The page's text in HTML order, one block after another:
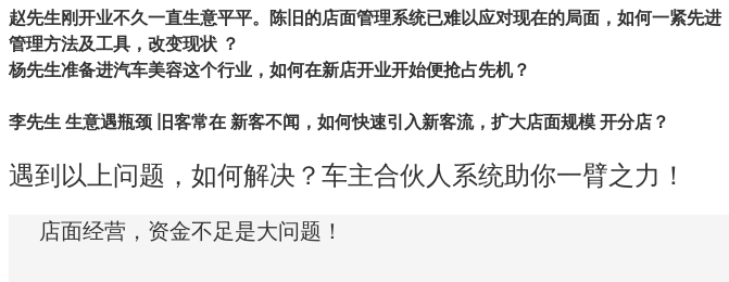
赵先生刚开业不久一直生意平平。陈旧的店面管理系统已难以应对现在的局面，如何一紧先进
管理方法及工具，改变现状 ？
杨先生准备进汽车美容这个行业，如何在新店开业开始便抢占先机？
李先生 生意遇瓶颈 旧客常在 新客不闻，如何快速引入新客流，扩大店面规模 开分店？
遇到以上问题，如何解决？车主合伙人系统助你一臂之力！
店面经营，资金不足是大问题！